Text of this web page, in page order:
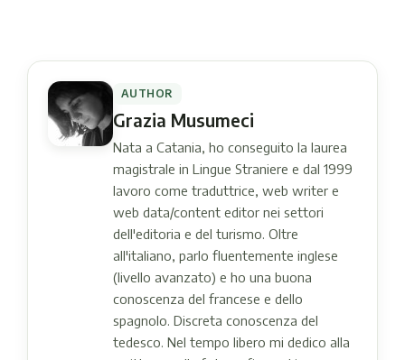
AUTHOR
Grazia Musumeci
Nata a Catania, ho conseguito la laurea
magistrale in Lingue Straniere e dal 1999
lavoro come traduttrice, web writer e
web data/content editor nei settori
dell'editoria e del turismo. Oltre
all'italiano, parlo fluentemente inglese
(livello avanzato) e ho una buona
conoscenza del francese e dello
spagnolo. Discreta conoscenza del
tedesco. Nel tempo libero mi dedico alla